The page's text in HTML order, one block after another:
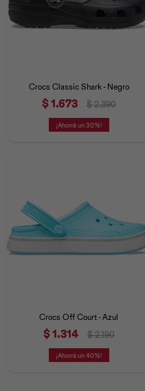
Crocs Classic Shark - Negro
$1.673 $ 2.390
30
Crocs Off Court - Azul
$1.314 $ 2.190
40